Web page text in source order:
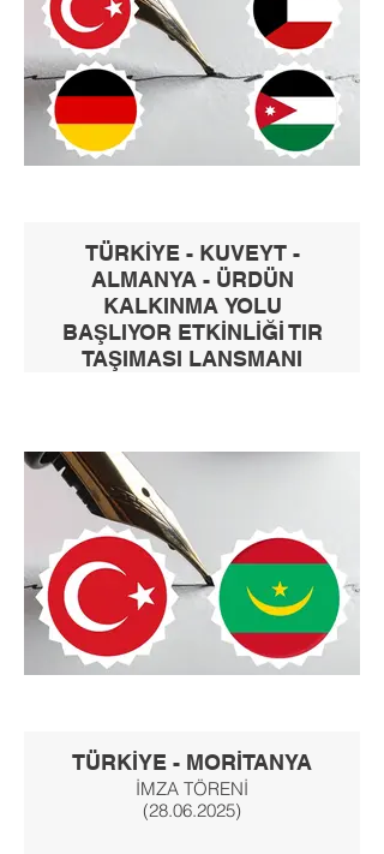
TÜRKİYE - KUVEYT -
ALMANYA - ÜRDÜN
KALKINMA YOLU
BAŞLIYOR ETKİNLİĞİ TIR
TAŞIMASI LANSMANI
TÜRKİYE - MORİTANYA
İMZA TÖRENİ
(28.06.2025)